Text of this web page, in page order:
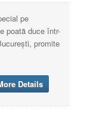
pe
poată duce într-
promite
Details